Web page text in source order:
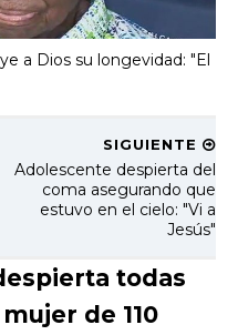
a Dios su longevidad: "El
SIGUIENTE
Adolescente despierta del
coma asegurando que
estuvo en el cielo: "Vi a
Jesús"
todas
de 110